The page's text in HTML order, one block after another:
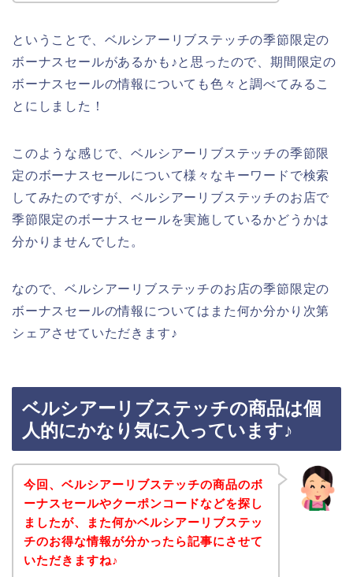
ということで、ベルシアーリブステッチの季節限定の
ボーナスセールがあるかも♪と思ったので、期間限定の
ボーナスセールの情報についても色々と調べてみるこ
とにしました！
このような感じで、ベルシアーリブステッチの季節限
定のボーナスセールについて様々なキーワードで検索
してみたのですが、ベルシアーリブステッチのお店で
季節限定のボーナスセールを実施しているかどうかは
分かりませんでした。
なので、ベルシアーリブステッチのお店の季節限定の
ボーナスセールの情報についてはまた何か分かり次第
シェアさせていただきます♪
ベルシアーリブステッチの商品は個
人的にかなり気に入っています♪
今回、ベルシアーリブステッチの商品のボ
ーナスセールやクーポンコードなどを探し
ましたが、また何かベルシアーリブステッ
チのお得な情報が分かったら記事にさせて
いただきますね♪